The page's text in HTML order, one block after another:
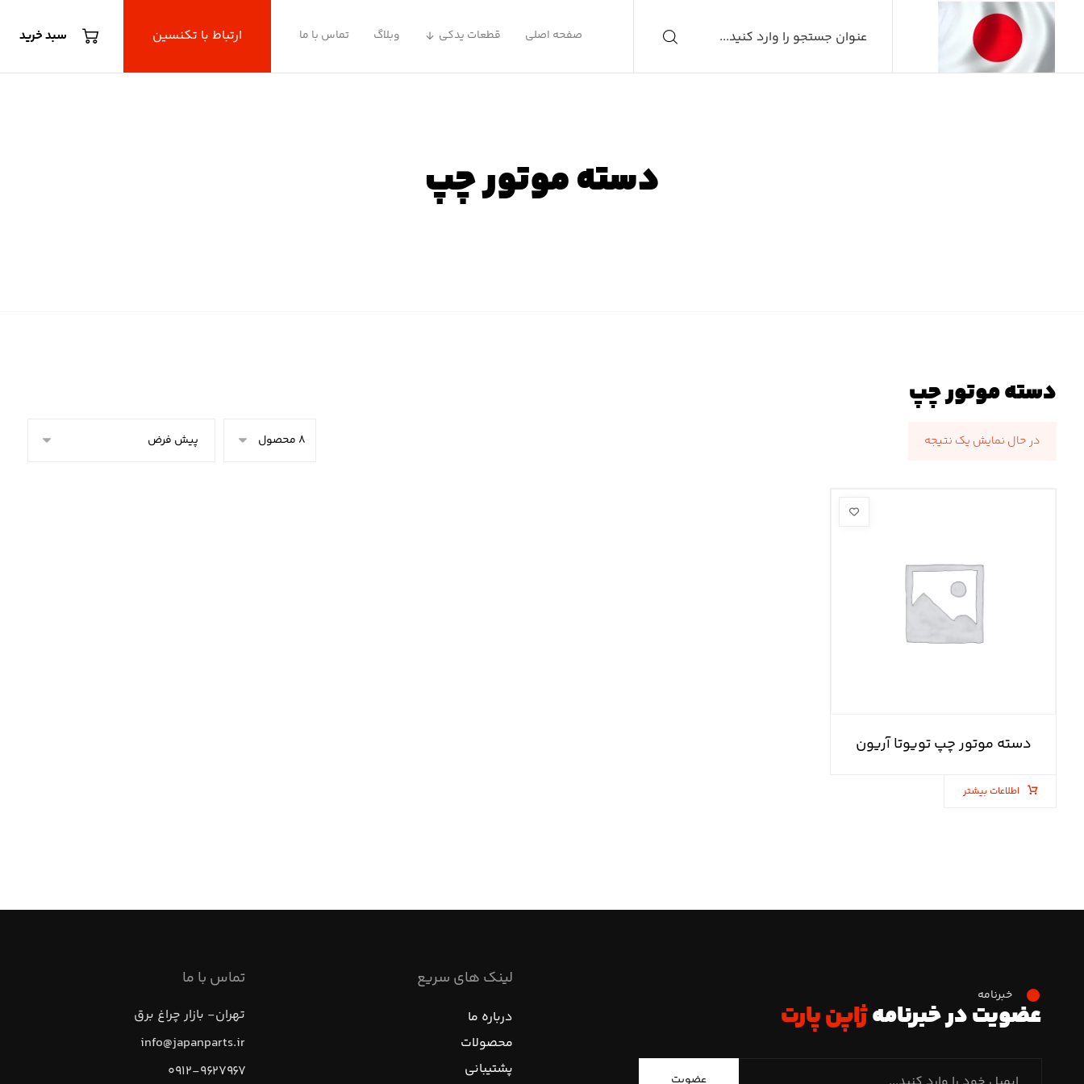
سبد خرید ارتباط با تکنسین صفحه اصلی قطعات یدکی وبلاگ تماس با ما
دسته موتور چپ
دسته موتور چپ
در حال نمایش یک نتیجه
دسته موتور چپ تویوتا آریون
اطلاعات بیشتر
خبرنامه
عضویت در خبرنامهژاپن پارت
عضویت
لینک های سریع
درباره ما
محصولات
پشتیبانی
تماس با ما
تهران- بازار چراغ برق
info@japanparts.ir
۰۹۱۲-۹۶۲۷۹۶۷